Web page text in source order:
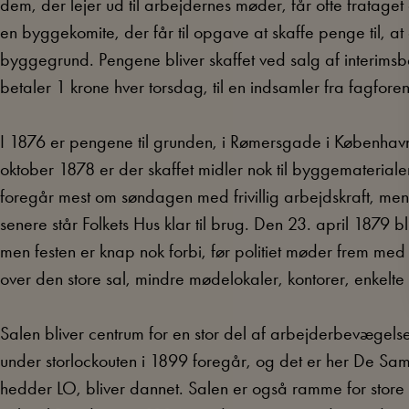
en byggekomite, der får til opgave at skaffe penge til,
byggegrund. Pengene bliver skaffet ved salg af
betaler 1 krone hver torsdag, til en indsamler fra
I 1876 er pengene til grunden, i Rømersgade i
oktober 1878 er der skaffet midler nok til
foregår mest om søndagen med frivillig arbejdskraft,
senere står Folkets Hus klar til brug. Den 23. april 1879
men festen er knap nok forbi, før politiet møder frem
over den store sal, mindre mødelokaler, kontorer,
Salen bliver centrum for en stor del af
under storlockouten i 1899 foregår, og det er her De
hedder LO, bliver dannet. Salen er også ramme for